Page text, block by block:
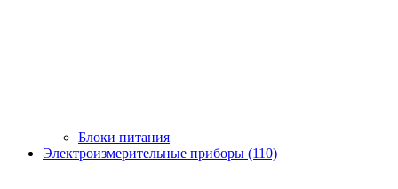
Блоки питания
Электроизмерительные приборы (110)